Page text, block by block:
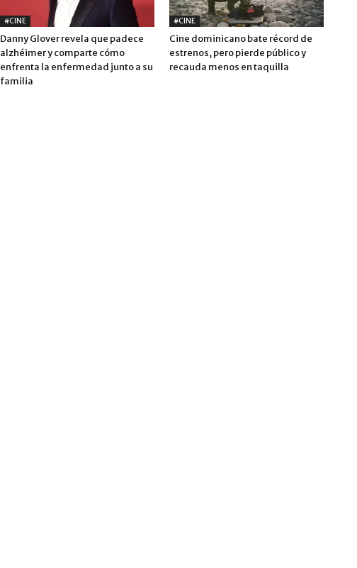
#CINE
Danny Glover revela que padece
alzhéimer y comparte cómo
enfrenta la enfermedad junto a su
familia
#CINE
Cine dominicano bate récord de
estrenos, pero pierde público y
recauda menos en taquilla